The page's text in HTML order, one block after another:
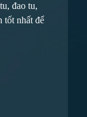
đao tu,
tốt nhất để